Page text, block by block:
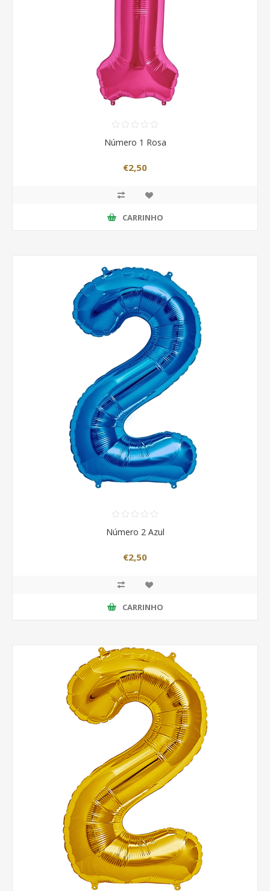
Número 1 Rosa
€2,50
CARRINHO
Número 2 Azul
€2,50
CARRINHO